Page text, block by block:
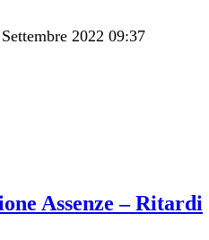
2022 09:37
Assenze – Ritardi